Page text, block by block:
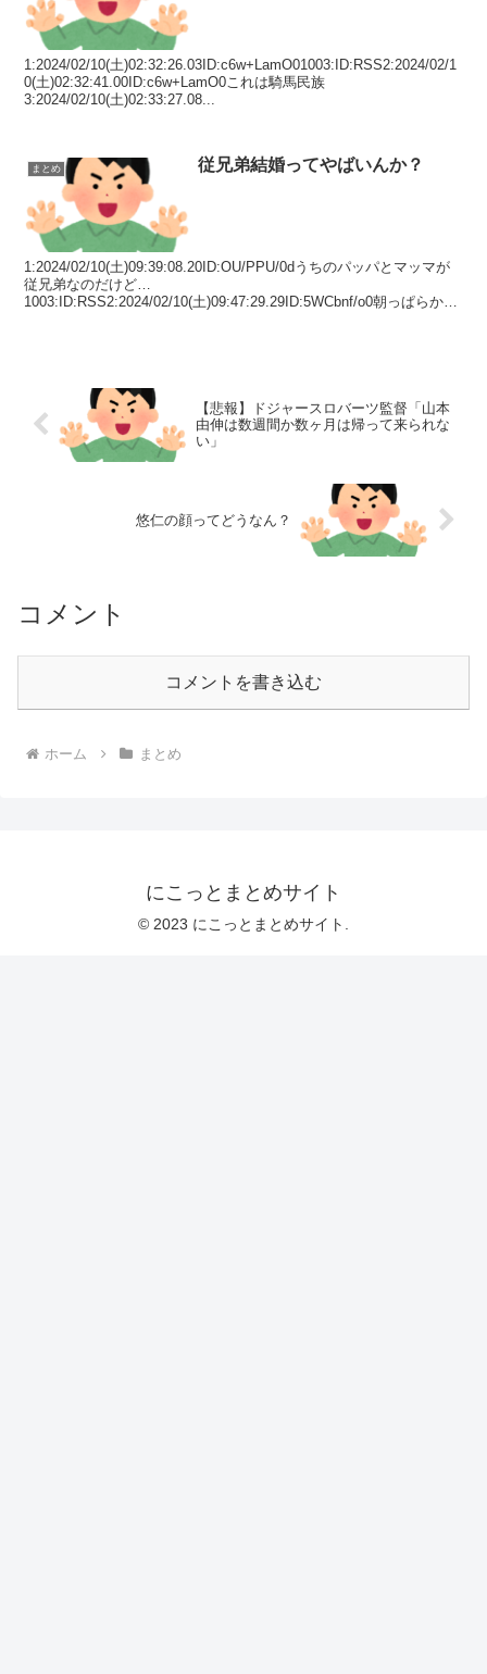
1:2024/02/10(土)02:32:26.03ID:c6w+LamO01003:ID:RSS2:2024/02/1
0(土)02:32:41.00ID:c6w+LamO0これは騎馬民族
3:2024/02/10(土)02:33:27.08...
まとめ 従兄弟結婚ってやばいんか？
1:2024/02/10(土)09:39:08.20ID:OU/PPU/0dうちのパッパとマッマが
従兄弟なのだけど…
1003:ID:RSS2:2024/02/10(土)09:47:29.29ID:5WCbnf/o0朝っぱらから
【悲報】ドジャースロバーツ監督「山本
由伸は数週間か数ヶ月は帰って来られな
い」
悠仁の顔ってどうなん？
コメント
コメントを書き込む
ホーム まとめ
にこっとまとめサイト
© 2023 にこっとまとめサイト.